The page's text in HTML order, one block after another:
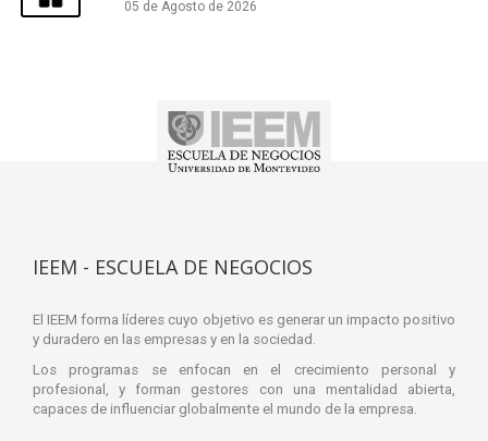
05 de Agosto de 2026
IEEM - ESCUELA DE NEGOCIOS
El IEEM forma líderes cuyo objetivo es generar un impacto positivo
y duradero en las empresas y en la sociedad.
Los programas se enfocan en el crecimiento personal y
profesional, y forman gestores con una mentalidad abierta,
capaces de influenciar globalmente el mundo de la empresa.